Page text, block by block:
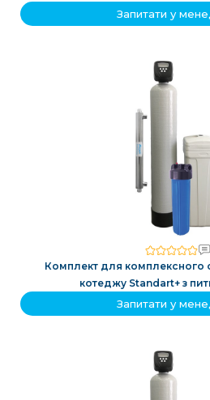
Запитати у
Комплект для
котеджу Standart+ з
Запитати у